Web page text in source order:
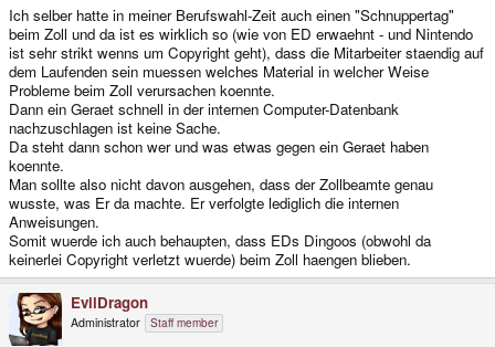
Ich selber hatte in meiner Berufswahl-Zeit auch einen "Schnuppertag"
beim Zoll und da ist es wirklich so (wie von ED erwaehnt - und Nintendo
ist sehr strikt wenns um Copyright geht), dass die Mitarbeiter staendig auf
dem Laufenden sein muessen welches Material in welcher Weise
Probleme beim Zoll verursachen koennte.
Dann ein Geraet schnell in der internen Computer-Datenbank
nachzuschlagen ist keine Sache.
Da steht dann schon wer und was etwas gegen ein Geraet haben
koennte.
Man sollte also nicht davon ausgehen, dass der Zollbeamte genau
wusste, was Er da machte. Er verfolgte lediglich die internen
Anweisungen.
Somit wuerde ich auch behaupten, dass EDs Dingoos (obwohl da
keinerlei Copyright verletzt wuerde) beim Zoll haengen blieben.
EvilDragon
Administrator Staff member